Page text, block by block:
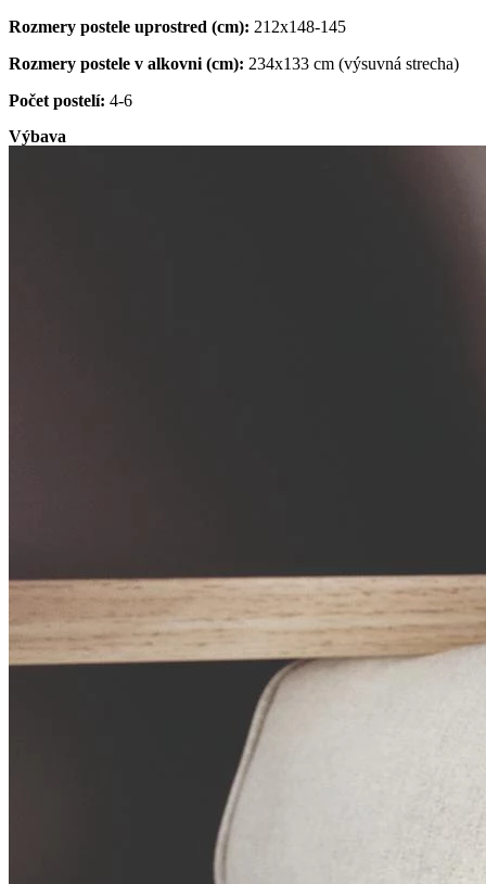
Rozmery postele uprostred (cm): 212x148-145
Rozmery postele v alkovni (cm): 234x133 cm (výsuvná strecha)
Počet postelí: 4-6
Výbava